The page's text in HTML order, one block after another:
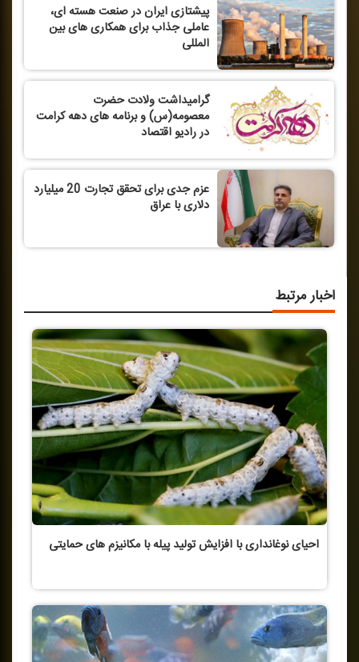
پیشتازی ایران در صنعت هسته ای،
عاملی جذاب برای همكاری های بین
المللی
گرامیداشت ولادت حضرت
معصومه(س) و برنامه های دهه كرامت
در رادیو اقتصاد
عزم جدی برای تحقق تجارت 20 میلیارد
دلاری با عراق
اخبار مرتبط
احیای نوغانداری با افزایش تولید پیله با مكانیزم های حمایتی